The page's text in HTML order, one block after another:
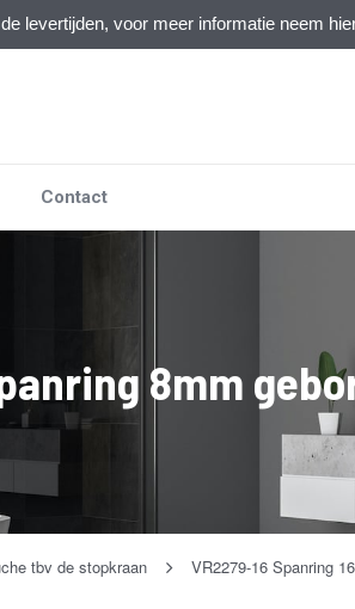
levertijden, voor meer informatie neem
Contact
8mm
tbv de stopkraan VR2279-16 Spanring